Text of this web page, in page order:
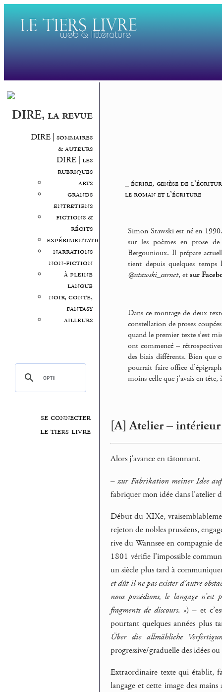
DIRE, la revue
DIRE | sommaires
& auteurs
DIRE | les
rubriques
arts
grands
entretiens
fictions &
récits
expérimentation
narrations
non-fiction
à pleine
langue
noir, conte,
fantasy
ailleurs
se connecter
le tiers livre
_écrire, genèse de
le roman et l’écriture
Simon Stawski est né en
sur les poèmes en prose
Bergounioux. Il prépare
tient depuis quelques temps
@sstawski_carnet, etsur
Dans ce montage de deux
constellation de proses
quand le premier texte s’est
ont commencé –
des biais différents. Bien que
pourrait faire office
moins celle que j’avais en
[A] Atelier – intérieur
Alors j’avance en tâtonnant.
–zur Fabrikation meiner Idee
fabriquer mon idée dans l’atelier
Début du XIXe,
rejeton de nobles prussiens,
rive du Wannsee en compagnie
1801 vérifie l’impossible
un siècle plus tard à
et dût-il ne pas exister d’autre
nous possédions, le langage
fragments de discours. ») – et
pourtant quelques années plus
Über die allmähliche
progressive/graduelle des idées
Extraordinaire texte qui établit,
langage et cette image des